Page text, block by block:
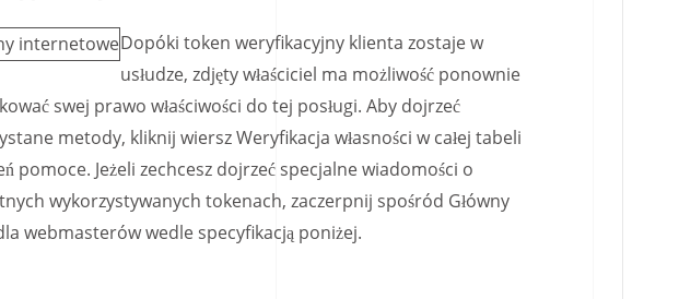
Dopóki token weryfikacyjny klienta zostaje w
usłudze, zdjęty właściciel ma możliwość ponownie
swej prawo właściwości do tej posługi. Aby dojrzeć
metody, kliknij wiersz Weryfikacja własności w całej tabeli
pomoce. Jeżeli zechcesz dojrzeć specjalne wiadomości o
wykorzystywanych tokenach, zaczerpnij spośród Główny
webmasterów wedle specyfikacją poniżej.